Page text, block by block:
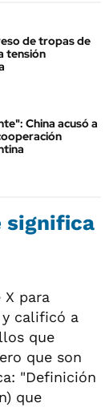
de tropas de
tensión
China acusó a
significa
para
calificó a
que
que son
"Definición
que